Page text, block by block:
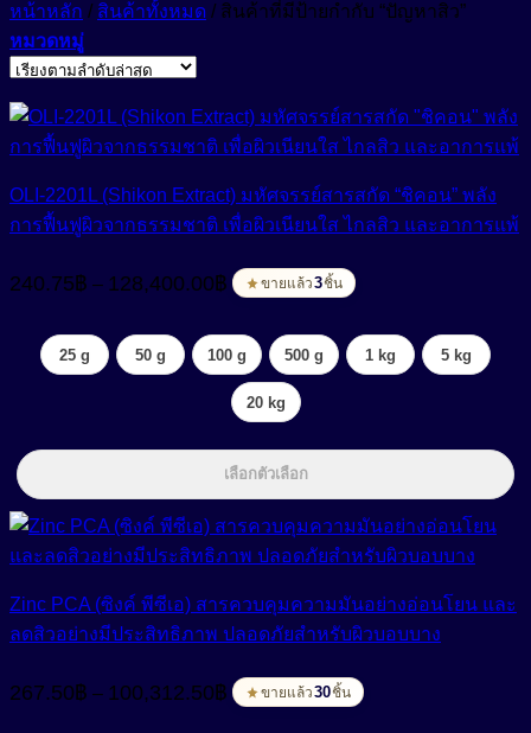
หน้าหลัก / สินค้าทั้งหมด / สินค้าที่มีป้ายกำกับ “ปัญหาสิว”
หมวดหมู่
OLI-2201L (Shikon Extract) มหัศจรรย์สารสกัด “ชิคอน” พลัง
การฟื้นฟูผิวจากธรรมชาติ เพื่อผิวเนียนใส ไกลสิว และอาการแพ้
240.75฿ – 128,400.00฿ range:
through
128,400.00฿
ขายแล้ว3ชิ้น
25 g 50 g 100 g 500 g 1 kg 5 kg
20 kg
เลือกตัวเลือก
Zinc PCA (ซิงค์ พีซีเอ) สารควบคุมความมันอย่างอ่อนโยน และ
ลดสิวอย่างมีประสิทธิภาพ ปลอดภัยสำหรับผิวบอบบาง
267.50฿ – 100,312.50฿ range:ขายแล้ว30ชิ้น